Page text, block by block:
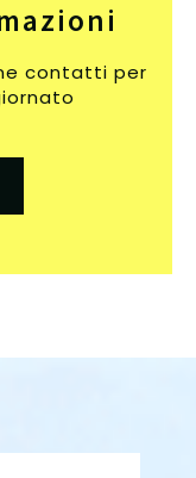
contatti per